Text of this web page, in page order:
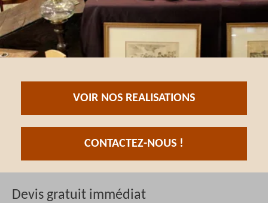
VOIR NOS REALISATIONS
CONTACTEZ-NOUS !
Devis gratuit immédiat